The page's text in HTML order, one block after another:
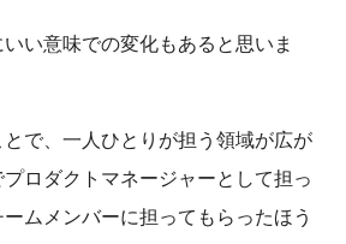
い意味での変化もあると思いま
で、一人ひとりが担う領域が広が
ロダクトマネージャーとして担っ
ムメンバーに担ってもらったほう